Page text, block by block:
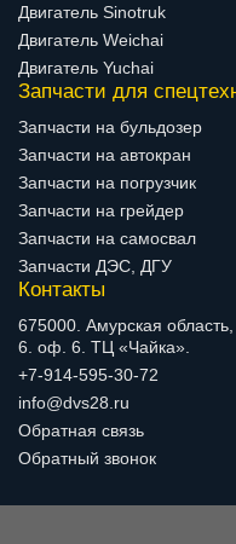
Двигатель Sinotruk
Двигатель Weichai
Двигатель Yuchai
Запчасти для
Запчасти на бульдозер
Запчасти на автокран
Запчасти на погрузчик
Запчасти на грейдер
Запчасти на самосвал
Запчасти ДЭС, ДГУ
Контакты
675000. Амурская область,
6. оф. 6. ТЦ «Чайка».
+7-914-595-30-72
info@dvs28.ru
Обратная связь
Обратный звонок